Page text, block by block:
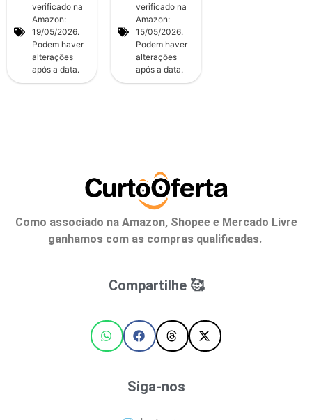
verificado na
Amazon:
19/05/2026.
Podem haver
alterações
após a data.
verificado na
Amazon:
15/05/2026.
Podem haver
alterações
após a data.
Como associado na Amazon, Shopee e Mercado Livre
ganhamos com as compras qualificadas.
Compartilhe 🥰
Siga-nos